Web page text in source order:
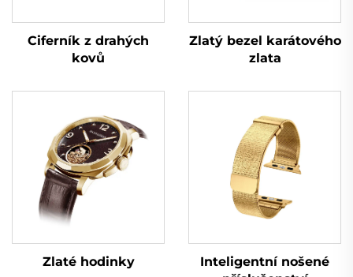
Ciferník z drahých
kovů
Zlatý bezel karátového
zlata
Zlaté hodinky
Inteligentní nošené